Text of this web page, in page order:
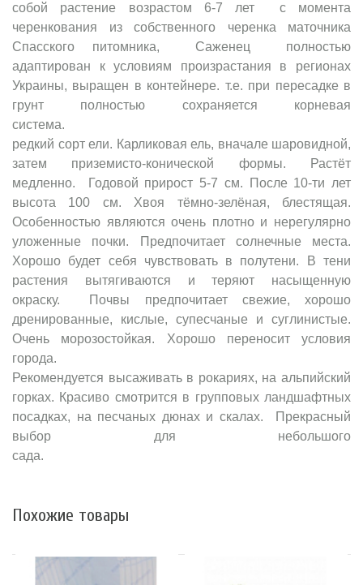
собой растение возрастом 6-7 лет с момента
черенкования из собственного черенка маточника
Спасского питомника, Саженец полностью
адаптирован к условиям произрастания в регионах
Украины, выращен в контейнере. т.е. при пересадке в
грунт полностью сохраняется корневая
редкий сорт ели. Карликовая ель, вначале шаровидной,
затем приземисто-конической формы. Растёт
медленно. Годовой прирост 5-7 см. После 10-ти лет
высота 100 см. Хвоя тёмно-зелёная, блестящая.
Особенностью являются очень плотно и нерегулярно
уложенные почки. Предпочитает солнечные места.
Хорошо будет себя чувствовать в полутени. В тени
растения вытягиваются и теряют насыщенную
окраску. Почвы предпочитает свежие, хорошо
дренированные, кислые, супесчаные и суглинистые.
Очень морозостойкая. Хорошо переносит условия
города.
Рекомендуется высаживать в рокариях, на альпийский
горках. Красиво смотрится в групповых ландшафтных
посадках, на песчаных дюнах и скалах. Прекрасный
выбор для небольшого
Похожие товары